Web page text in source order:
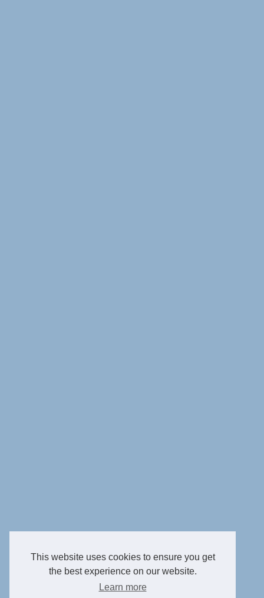
This website uses cookies to ensure you get
the best experience on our website.
Learn more